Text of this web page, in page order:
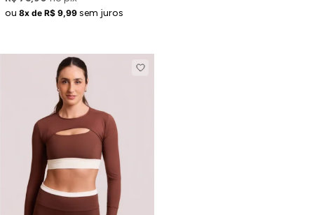
ou 8x de R$ 9,99 sem juros